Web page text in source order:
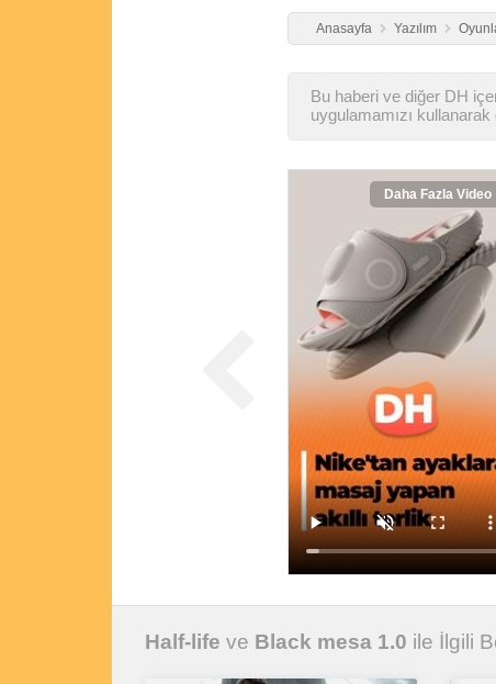
Anasayfa Yazılım
Bu haberi ve diğer DH
uygulamamızı
Daha Fazla Video
Half-life ve Black mesa 1.0 ile İlgili